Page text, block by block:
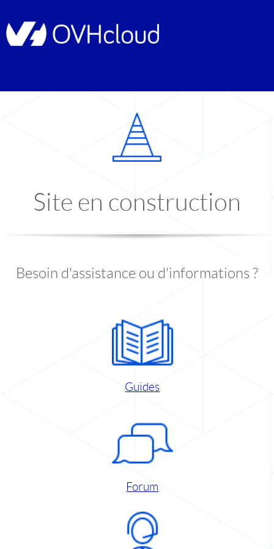
Site en construction
Besoin d'assistance ou d'informations ?
Guides
Forum